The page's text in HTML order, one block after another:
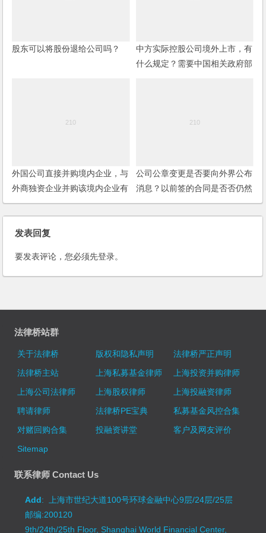
股东可以将股份退给公司吗？
中方实际控股公司境外上市，有
什么规定？需要中国相关政府部
外国公司直接并购境内企业，与
外商独资企业并购该境内企业有
何区别？
公司公章变更是否要向外界公布
消息？以前签的合同是否否仍然
有效呢？(2006)
发表回复
要发表评论，您必须先登录。
法律桥站群
关于法律桥 版权和隐私声明
法律桥严正声明
法律桥主站
上海私募基金律师
上海投资并购律师
上海公司法律师
上海股权律师
上海投融资律师
聘请律师
法律桥PE宝典
私募基金风控合集
对赌回购合集
投融资讲堂
客户及网友评价
Sitemap
联系律师 Contact Us
Add: 上海市世纪大道100号环球金融中心9层/24层/25层
邮编:200120
9th/24th/25th Floor, Shanghai World Financial Center,